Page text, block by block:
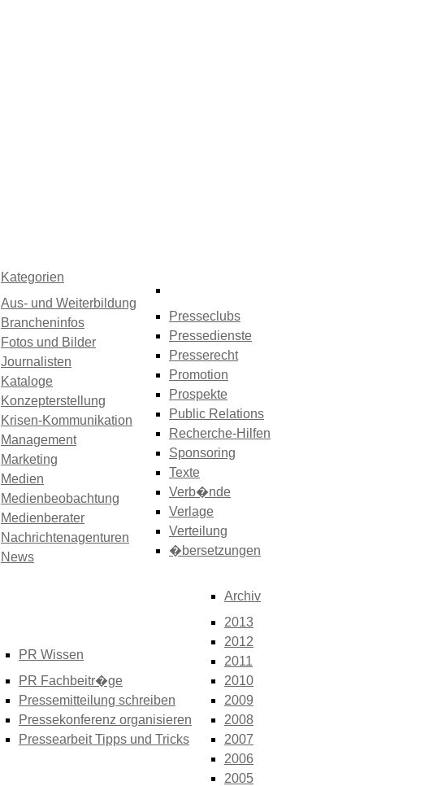
Kategorien
Aus- und Weiterbildung
Brancheninfos
Fotos und Bilder
Journalisten
Kataloge
Konzepterstellung
Krisen-Kommunikation
Management
Marketing
Medien
Medienbeobachtung
Medienberater
Nachrichtenagenturen
News
Presseclubs
Pressedienste
Presserecht
Promotion
Prospekte
Public Relations
Recherche-Hilfen
Sponsoring
Texte
Verb�nde
Verlage
Verteilung
�bersetzungen
PR Wissen
PR Fachbeitr�ge
Pressemitteilung schreiben
Pressekonferenz organisieren
Pressearbeit Tipps und Tricks
Archiv
2013
2012
2011
2010
2009
2008
2007
2006
2005